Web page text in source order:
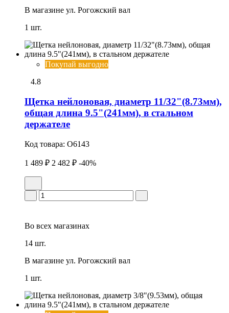
В магазине ул. Рогожский вал
1 шт.
Покупай выгодно
4.8
Щетка нейлоновая, диаметр 11/32"(8.73мм),
общая длина 9.5"(241мм), в стальном
держателе
Код товара: O6143
1 489 ₽ 2 482 ₽ -40%
Во всех магазинах
14 шт.
В магазине ул. Рогожский вал
1 шт.